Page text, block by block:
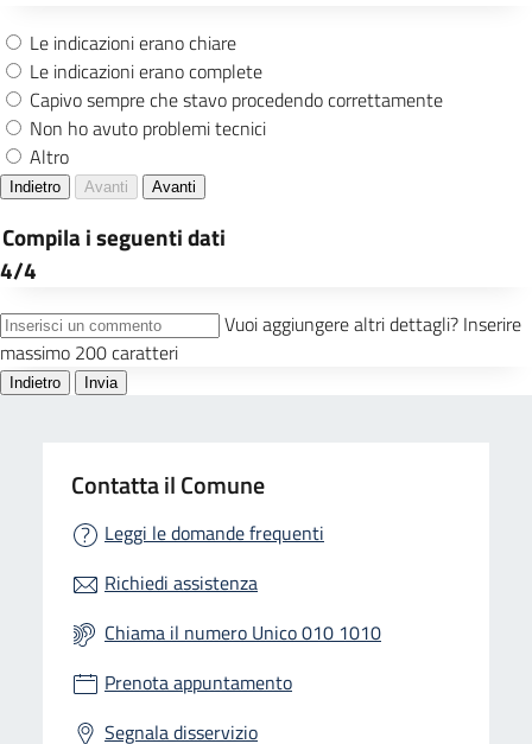
Contatta il Comune
Leggi le domande frequenti
Richiedi assistenza
Chiama il numero Unico 010 1010
Prenota appuntamento
Segnala disservizio